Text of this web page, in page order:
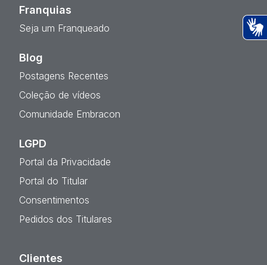
Franquias
Seja um Franqueado
Blog
Postagens Recentes
Coleção de vídeos
Comunidade Embracon
LGPD
Portal da Privacidade
Portal do Titular
Consentimentos
Pedidos dos Titulares
Clientes